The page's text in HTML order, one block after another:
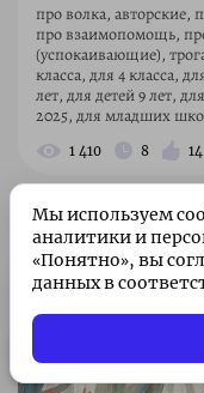
про волка, авторские,
про взаимопомощь,
(успокаивающие),
класса, для 4 класса,
лет, для детей 9 лет,
2025, для младших
1 410 8 14
Мы используем
аналитики и
«Понятно», вы
данных в